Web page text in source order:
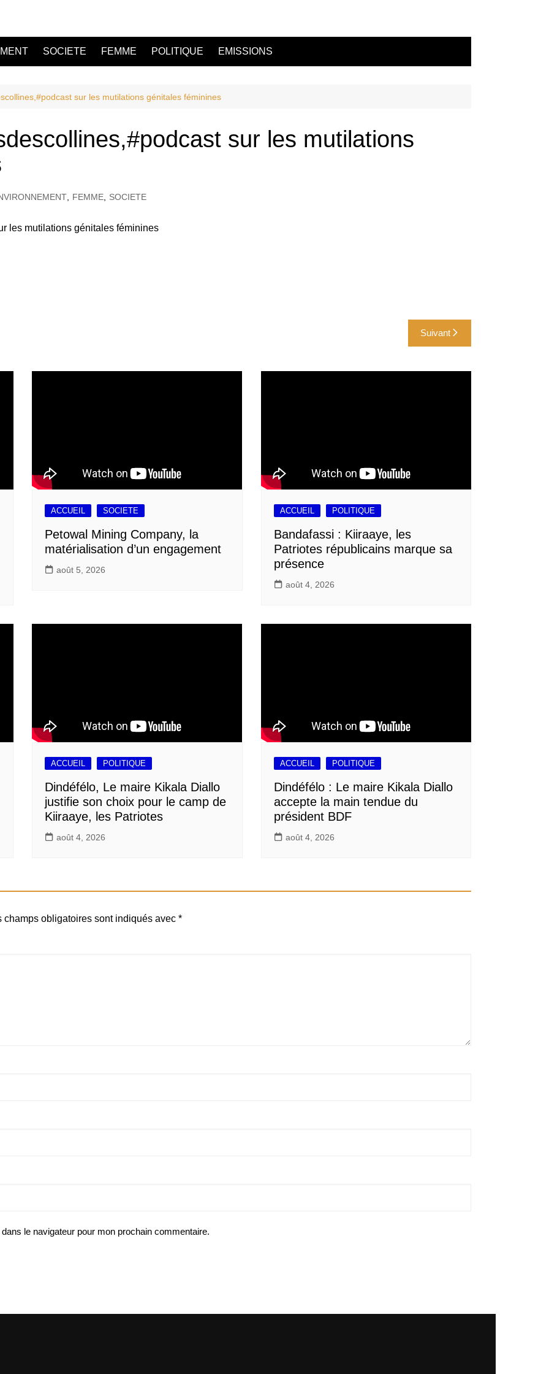
SOCIETE FEMME POLITIQUE EMISSIONS
sur les mutilations génitales féminines
sur les mutilations
FEMME SOCIETE
Suivant
ACCUEIL SOCIETE
Petowal Mining Company, la
matérialisation d’un engagement
août 5, 2026
ACCUEIL POLITIQUE
Bandafassi : Kiiraaye, les
Patriotes républicains marque sa
présence
août 4, 2026
ACCUEIL POLITIQUE
Dindéfélo, Le maire Kikala Diallo
justifie son choix pour le camp de
Kiiraaye, les Patriotes
août 4, 2026
ACCUEIL POLITIQUE
Dindéfélo : Le maire Kikala Diallo
accepte la main tendue du
président BDF
août 4, 2026
champs obligatoires sont indiqués avec *
le navigateur pour mon prochain commentaire.